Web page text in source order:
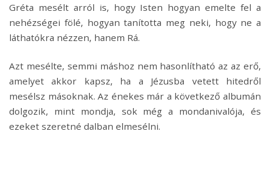
Gréta mesélt arról is, hogy Isten hogyan emelte fel a
nehézségei fölé, hogyan tanította meg neki, hogy ne a
láthatókra nézzen, hanem Rá.
Azt mesélte, semmi máshoz nem hasonlítható az az erő,
amelyet akkor kapsz, ha a Jézusba vetett hitedről
mesélsz másoknak. Az énekes már a következő albumán
dolgozik, mint mondja, sok még a mondanivalója, és
ezeket szeretné dalban elmesélni.